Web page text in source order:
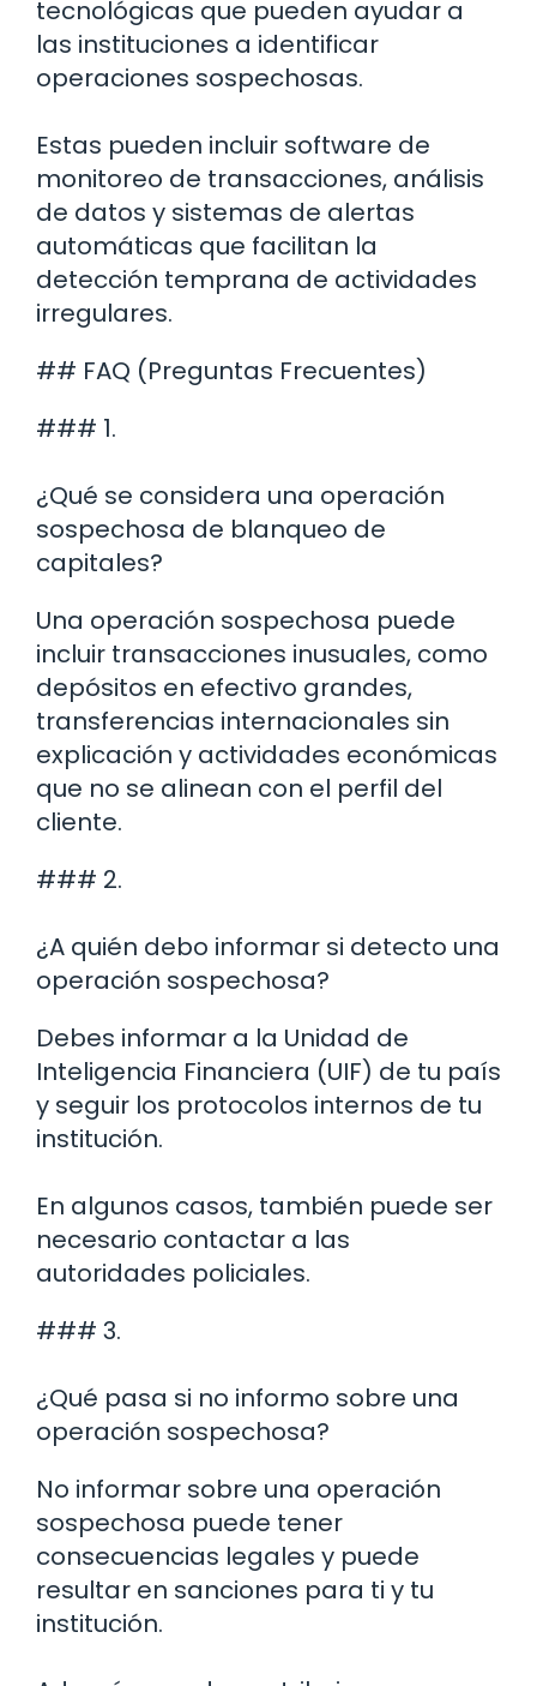
tecnológicas que pueden ayudar a
las instituciones a identificar
operaciones sospechosas.
Estas pueden incluir software de
monitoreo de transacciones, análisis
de datos y sistemas de alertas
automáticas que facilitan la
detección temprana de actividades
irregulares.
## FAQ (Preguntas Frecuentes)
### 1.
¿Qué se considera una operación
sospechosa de blanqueo de
capitales?
Una operación sospechosa puede
incluir transacciones inusuales, como
depósitos en efectivo grandes,
transferencias internacionales sin
explicación y actividades económicas
que no se alinean con el perfil del
cliente.
### 2.
¿A quién debo informar si detecto una
operación sospechosa?
Debes informar a la Unidad de
Inteligencia Financiera (UIF) de tu país
y seguir los protocolos internos de tu
institución.
En algunos casos, también puede ser
necesario contactar a las
autoridades policiales.
### 3.
¿Qué pasa si no informo sobre una
operación sospechosa?
No informar sobre una operación
sospechosa puede tener
consecuencias legales y puede
resultar en sanciones para ti y tu
institución.